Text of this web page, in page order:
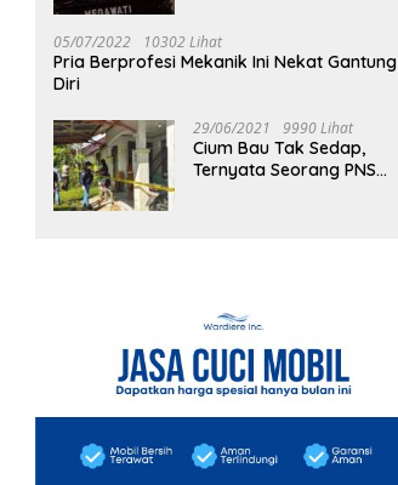
05/07/2022 10302 Lihat
Pria Berprofesi Mekanik Ini Nekat Gantung
Diri
29/06/2021 9990 Lihat
Cium Bau Tak Sedap,
Ternyata Seorang PNS